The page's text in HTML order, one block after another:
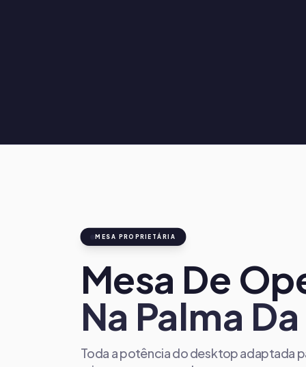
MESA PROPRIETÁRIA
Mesa De
Na Palma
Toda a potência do desktop adaptada